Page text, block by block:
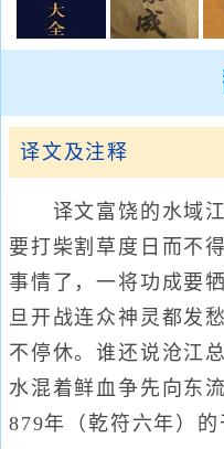
译文及注释
译文富饶的水域江
要打柴割草度日而不
事情了，一将功成要
旦开战连众神灵都发
不停休。谁还说沧江
水混着鲜血争先向东
879年（乾符六年）